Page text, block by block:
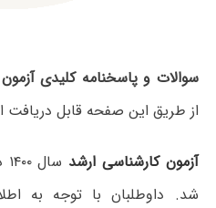
سوالات و پاسخنامه کلیدی آزمون
از طریق این صفحه قابل
آزمون کارشناسی ارشد
شد. داوطلبان با توجه به